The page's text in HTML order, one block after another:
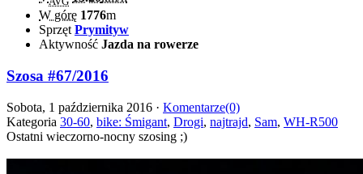
W górę 1776m
Sprzęt Prymityw
Aktywność Jazda na rowerze
Szosa #67/2016
Sobota, 1 października 2016 · Komentarze(0)
Kategoria 30-60, bike: Śmigant, Drogi, najtrajd, Sam, WH-R500
Ostatni wieczorno-nocny szosing ;)